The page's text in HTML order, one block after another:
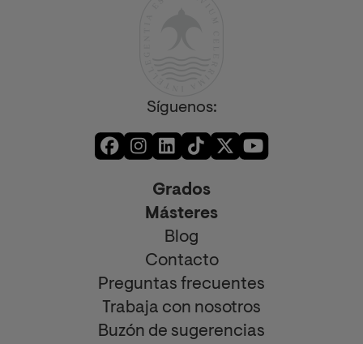
Síguenos:
Grados
Másteres
Blog
Contacto
Preguntas frecuentes
Trabaja con nosotros
Buzón de sugerencias